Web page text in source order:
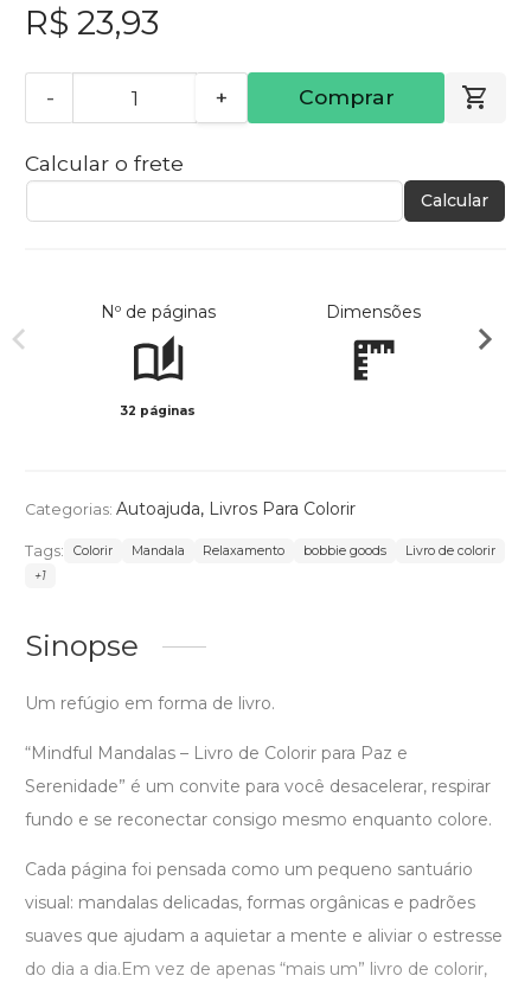
R$ 23,93
- + Comprar
Calcular o frete
Calcular
Nº de páginas
32 páginas
Dimensões
Categorias: Autoajuda, Livros Para Colorir
Tags: Colorir Mandala Relaxamento bobbie goods
Livro de colorir
+1
Sinopse
Um refúgio em forma de livro.
“Mindful Mandalas – Livro de Colorir para Paz e
Serenidade” é um convite para você desacelerar, respirar
fundo e se reconectar consigo mesmo enquanto colore.
Cada página foi pensada como um pequeno santuário
visual: mandalas delicadas, formas orgânicas e padrões
suaves que ajudam a aquietar a mente e aliviar o estresse
do dia a dia.Em vez de apenas “mais um” livro de colorir,